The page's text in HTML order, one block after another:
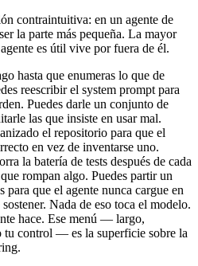
contraintuitiva: en un agente de
la parte más pequeña. La mayor
es útil vive por fuera de él.
hasta que enumeras lo que de
reescribir el system prompt para
Puedes darle un conjunto de
las que insiste en usar mal.
el repositorio para que el
en vez de inventarse uno.
la batería de tests después de cada
rompan algo. Puedes partir un
para que el agente nunca cargue en
Nada de eso toca el modelo.
hace. Ese menú — largo,
tu control — es la superficie sobre la